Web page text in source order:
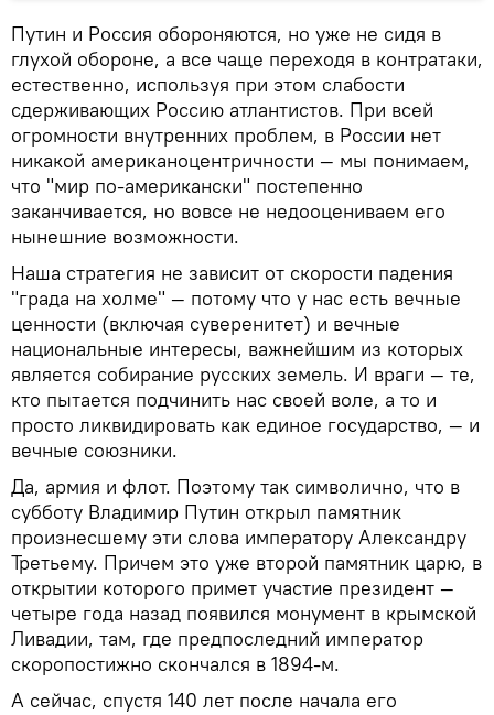
Путин и Россия обороняются, но уже не сидя в
глухой обороне, а все чаще переходя в контратаки,
естественно, используя при этом слабости
сдерживающих Россию атлантистов. При всей
огромности внутренних проблем, в России нет
никакой американоцентричности — мы понимаем,
что "мир по-американски" постепенно
заканчивается, но вовсе не недооцениваем его
нынешние возможности.
Наша стратегия не зависит от скорости падения
"града на холме" — потому что у нас есть вечные
ценности (включая суверенитет) и вечные
национальные интересы, важнейшим из которых
является собирание русских земель. И враги — те,
кто пытается подчинить нас своей воле, а то и
просто ликвидировать как единое государство, — и
вечные союзники.
Да, армия и флот. Поэтому так символично, что в
субботу Владимир Путин открыл памятник
произнесшему эти слова императору Александру
Третьему. Причем это уже второй памятник царю, в
открытии которого примет участие президент —
четыре года назад появился монумент в крымской
Ливадии, там, где предпоследний император
скоропостижно скончался в 1894-м.
А сейчас, спустя 140 лет после начала его